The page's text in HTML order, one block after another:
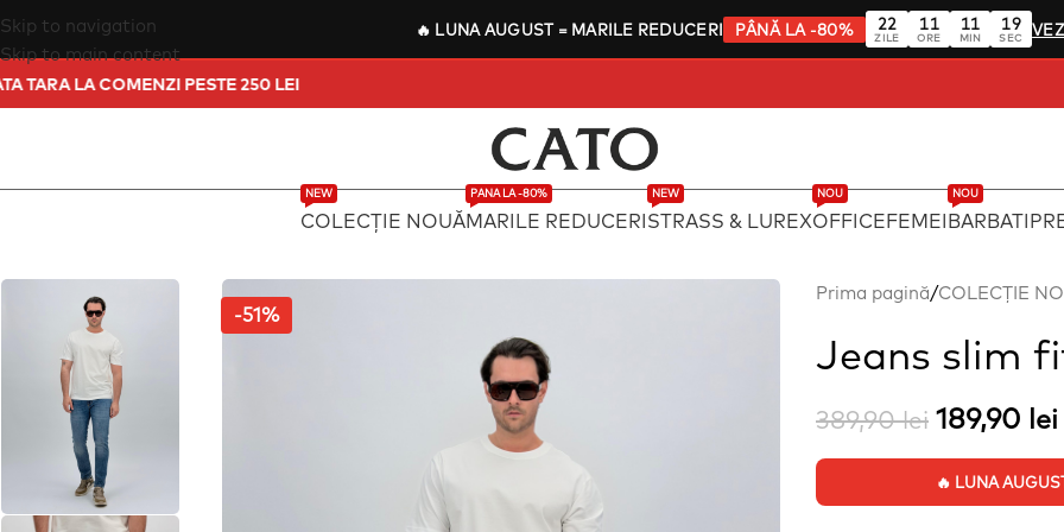
🔥 LUNA AUGUST= MARILE REDUCERI PÂNĂ LA -80% 22
ZILE
11
ORE
11
MIN
18
SEC
Skip to navigation
Skip to main content
IN TOATA TARA LA COMENZI PESTE 250 LEI
COLECȚIE NOUĂ
NEW
MARILE REDUCERI
PANA LA -80%
STRASS & LUREX
NEW
OFFICE
NOU
FEMEIBARBATI
NOU
-51%
Prima pagină/COLECȚIE
Jeans slim
389,90lei 189,90 lei
🔥 LUNA